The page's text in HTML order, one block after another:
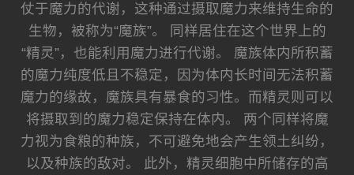
仗于魔力的代谢，这种通过摄取魔力来维持生命的
生物，被称为“魔族”。 同样居住在这个世界上的
“精灵”，也能利用魔力进行代谢。 魔族体内所积蓄
的魔力纯度低且不稳定，因为体内长时间无法积蓄
魔力的缘故，魔族具有暴食的习性。而精灵则可以
将摄取到的魔力稳定保持在体内。 两个同样将魔
力视为食粮的种族，不可避免地会产生领土纠纷，
以及种族的敌对。 此外，精灵细胞中所储存的高